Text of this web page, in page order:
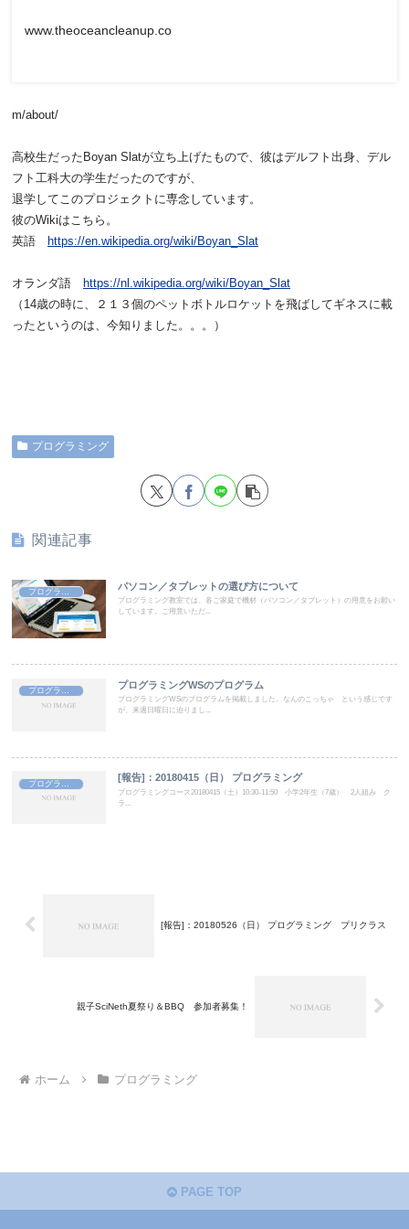
www.theoceancleanup.co
m/about/
高校生だったBoyan Slatが立ち上げたもので、彼はデルフト出身、 デル
フト工科大の学生だったのですが、
退学してこのプロジェクトに専念しています。
彼のWikiはこちら。
英語
https://en.wikipedia.org/wiki/Boyan_Slat
オランダ語 https://nl.wikipedia.org/wiki/Boyan_Slat
（14歳の時に、
２１３個のペットボトルロケットを飛ばしてギネスに載
ったという のは、今知りました。。。）
プログラミング
関連記事
プログラミング
パソコン／タブレットの選び方について
プログラミング教室では、各ご家庭で機材（パソコン／タブレット）の用意をお願い
しています。ご用意いただ...
プログラミングWSのプログラム
プログラミングWSのプログラムを掲載しました。なんのこっちゃ という感じです
が、来週日曜日に迫りまし...
[報告]：20180415（日） プログラミング
プログラミングコース20180415（土）10:30-11:50 小学2年生（7歳） 2人組み ク
ラ...
[報告]：20180526（日） プログラミング プリクラス
親子SciNeth夏祭り＆BBQ 参加者募集！
ホーム プログラミング
PAGE TOP